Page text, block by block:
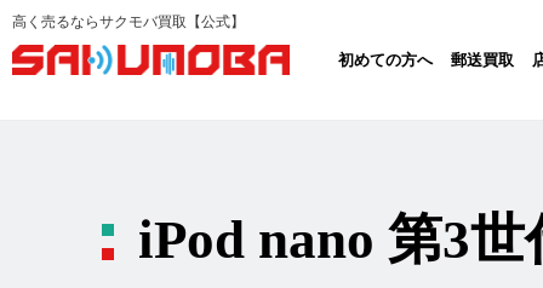
高く売るならサクモバ買取【公式】
初めての方へ 郵送買取
iPod nano 第3